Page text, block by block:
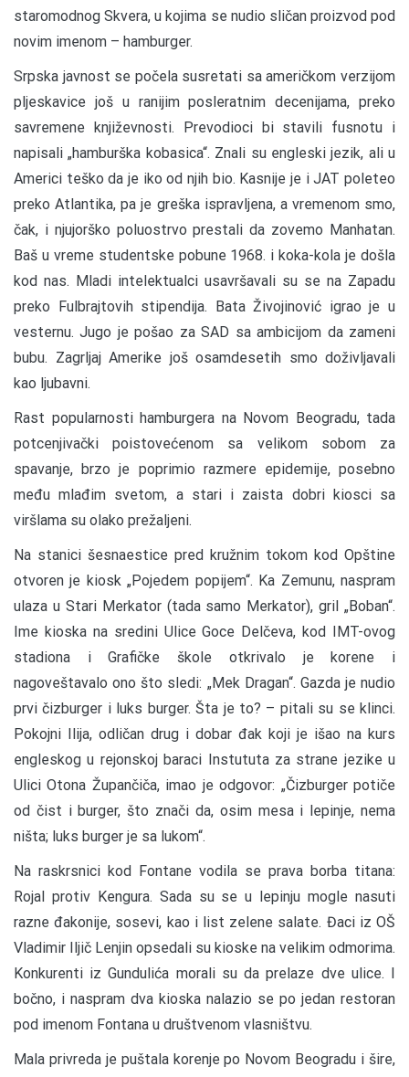
staromodnog Skvera, u kojima se nudio sličan proizvod pod
novim imenom – hamburger.
Srpska javnost se počela susretati sa američkom verzijom
pljeskavice još u ranijim posleratnim decenijama, preko
savremene književnosti. Prevodioci bi stavili fusnotu i
napisali „hamburška kobasica“. Znali su engleski jezik, ali u
Americi teško da je iko od njih bio. Kasnije je i JAT poleteo
preko Atlantika, pa je greška ispravljena, a vremenom smo,
čak, i njujorško poluostrvo prestali da zovemo Manhatan.
Baš u vreme studentske pobune 1968. i koka-kola je došla
kod nas. Mladi intelektualci usavršavali su se na Zapadu
preko Fulbrajtovih stipendija. Bata Živojinović igrao je u
vesternu. Jugo je pošao za SAD sa ambicijom da zameni
bubu. Zagrljaj Amerike još osamdesetih smo doživljavali
kao ljubavni.
Rast popularnosti hamburgera na Novom Beogradu, tada
potcenjivački poistovećenom sa velikom sobom za
spavanje, brzo je poprimio razmere epidemije, posebno
među mlađim svetom, a stari i zaista dobri kiosci sa
viršlama su olako prežaljeni.
Na stanici šesnaestice pred kružnim tokom kod Opštine
otvoren je kiosk „Pojedem popijem“. Ka Zemunu, naspram
ulaza u Stari Merkator (tada samo Merkator), gril „Boban“.
Ime kioska na sredini Ulice Goce Delčeva, kod IMT-ovog
stadiona i Grafičke škole otkrivalo je korene i
nagoveštavalo ono što sledi: „Mek Dragan“. Gazda je nudio
prvi čizburger i luks burger. Šta je to? – pitali su se klinci.
Pokojni Ilija, odličan drug i dobar đak koji je išao na kurs
engleskog u rejonskoj baraci Instututa za strane jezike u
Ulici Otona Župančiča, imao je odgovor: „Čizburger potiče
od čist i burger, što znači da, osim mesa i lepinje, nema
ništa; luks burger je sa lukom“.
Na raskrsnici kod Fontane vodila se prava borba titana:
Rojal protiv Kengura. Sada su se u lepinju mogle nasuti
razne đakonije, sosevi, kao i list zelene salate. Đaci iz OŠ
Vladimir Iljič Lenjin opsedali su kioske na velikim odmorima.
Konkurenti iz Gundulića morali su da prelaze dve ulice. I
bočno, i naspram dva kioska nalazio se po jedan restoran
pod imenom Fontana u društvenom vlasništvu.
Mala privreda je puštala korenje po Novom Beogradu i šire,